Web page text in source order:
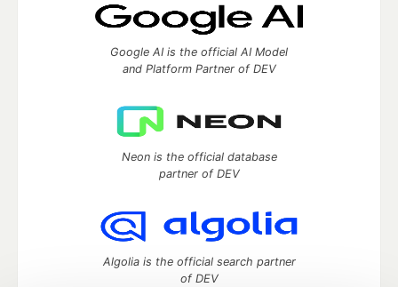
Google AI is the official AI Model
and Platform Partner of DEV
Neon is the official database
partner of DEV
Algolia is the official search partner
of DEV